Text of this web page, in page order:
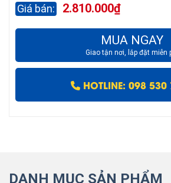
2.810.000₫
MUA NGAY
Giao tận nơi, lắp đặt miễn
HOTLINE: 098
DANH MỤC SẢN PHẨM